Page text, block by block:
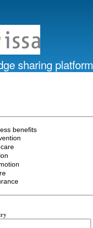
sharing platform